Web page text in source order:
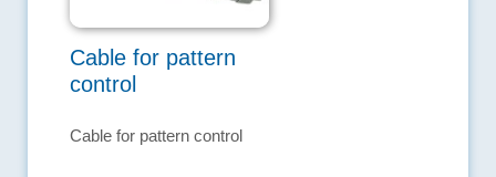
Cable for pattern
control
Cable for pattern control